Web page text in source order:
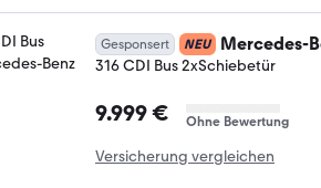
Gesponsert NEU Mercedes-
316 CDI Bus 2xSchiebetür
9.999 € Ohne Bewertung
Versicherung vergleichen